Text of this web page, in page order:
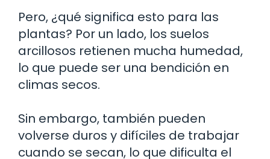
Pero, ¿qué significa esto para las
plantas? Por un lado, los suelos
arcillosos retienen mucha humedad,
lo que puede ser una bendición en
climas secos.
Sin embargo, también pueden
volverse duros y difíciles de trabajar
cuando se secan, lo que dificulta el